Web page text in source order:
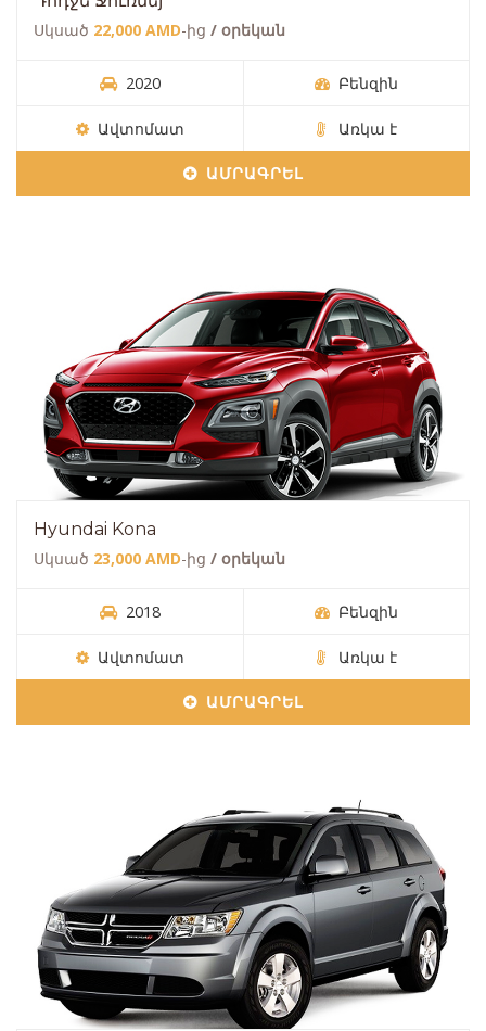
Սկսած 22,000 AMD-ից / օրեկան
2020 Բենզին
Ավտոմատ Առկա է
ԱՄՐԱԳՐԵԼ
Hyundai Kona
Սկսած 23,000 AMD-ից / օրեկան
2018 Բենզին
Ավտոմատ Առկա է
ԱՄՐԱԳՐԵԼ